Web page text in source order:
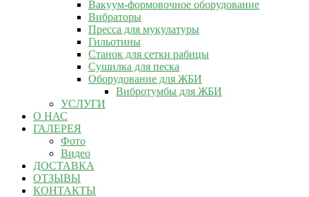
Вакуум-формовочное оборудование
Вибраторы
Пресса для мукулатуры
Гильотины
Станок для сетки рабицы
Сушилка для песка
Оборудование для ЖБИ
Вибротумбы для ЖБИ
УСЛУГИ
О НАС
ГАЛЕРЕЯ
Фото
Видео
ДОСТАВКА
ОТЗЫВЫ
КОНТАКТЫ